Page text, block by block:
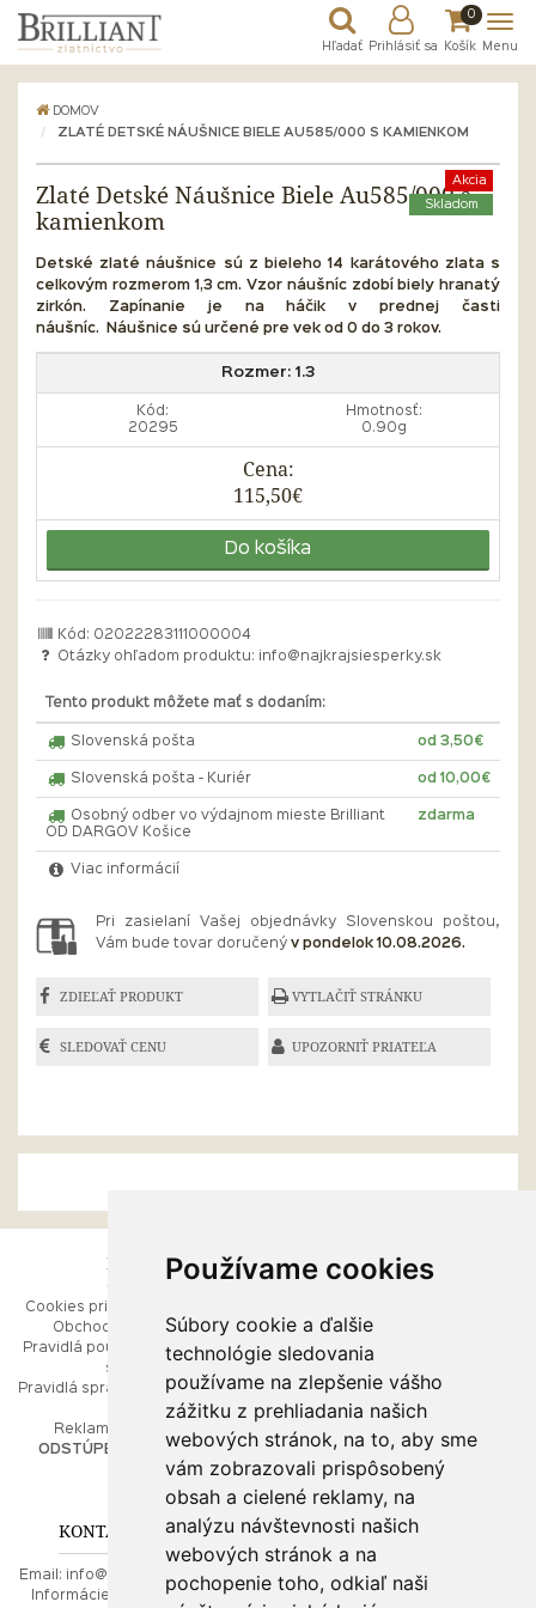
Používame cookies
Súbory cookie a ďalšie
technológie sledovania
používame na zlepšenie vášho
zážitku z prehliadania našich
webových stránok, na to, aby sme
vám zobrazovali prispôsobený
obsah a cielené reklamy, na
analýzu návštevnosti našich
webových stránok a na
pochopenie toho, odkiaľ naši
Hľadať Prihlásiť sa
0
Košík Menu
DOMOV
ZLATÉ DETSKÉ NÁUŠNICE BIELE AU585/000 S KAMIENKOM
Akcia
Skladom
Zlaté Detské Náušnice Biele Au585/000 s
kamienkom
Detské zlaté náušnice sú z bieleho 14 karátového zlata s
celkovým rozmerom 1,3 cm. Vzor náušníc zdobí biely hranatý
zirkón. Zapínanie je na háčik v prednej časti
náušníc.
Náušnice sú určené pre vek od 0 do 3 rokov.
Rozmer: 1.3
Kód:
20295
Hmotnosť:
0.90g
Cena:
115,50€
Do košíka
Kód: 02022283111000004
Otázky ohľadom produktu:
info@najkrajsiesperky.sk
Tento produkt môžete mať s dodaním:
Slovenská pošta od 3,50€
Slovenská pošta - Kuriér od 10,00€
Osobný odber vo výdajnom mieste Brilliant
OD DARGOV Košice
zdarma
Viac informácií
Pri zasielaní Vašej objednávky Slovenskou poštou,
Vám bude tovar doručený v pondelok 10.08.2026.
ZDIEĽAŤ PRODUKT VYTLAČIŤ STRÁNKU
SLEDOVAŤ CENU UPOZORNIŤ PRIATEĽA
ESHOP
Cookies pri prezeraní stránok
Obchodné podmienky
Pravidlá používania webových
stránok
Pravidlá spracúvania osobných
Reklamačný poriadok
ODSTÚPENIE OD ZMLUVY
RÝCHLE MENU
Ako balíme Vaše šperky
Kontaktujte nás
PORADŇA
Ako nakupovať
O drahých kovoch
Doprava a poštovné
KONTAKT NA NÁS
Email:
info@najkrajsiesperky.sk
Informácie:
+421917 881556,